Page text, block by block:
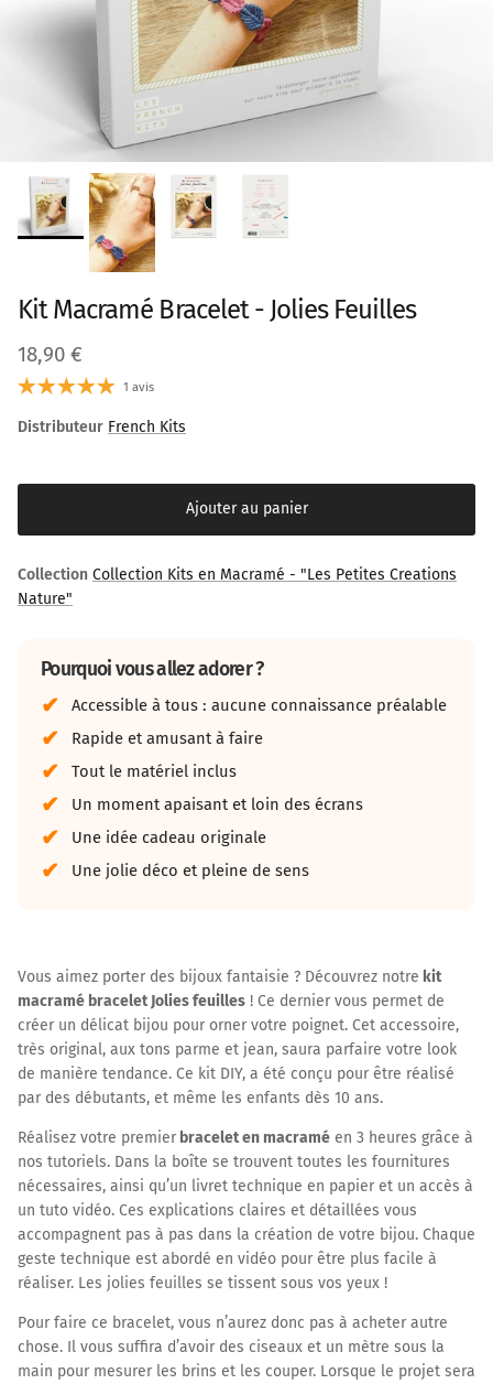
Kit Macramé Bracelet - Jolies Feuilles
Prix habituel
18,90 €
1 avis
Distributeur French Kits
Ajouter au panier
Collection Collection Kits en Macramé - "Les Petites Creations
Nature"
Pourquoi vous allez adorer ?
Accessible à tous : aucune connaissance préalable
Rapide et amusant à faire
Tout le matériel inclus
Un moment apaisant et loin des écrans
Une idée cadeau originale
Une jolie déco et pleine de sens
Vous aimez porter des bijoux fantaisie ? Découvrez notre kit
macramé bracelet Jolies feuilles ! Ce dernier vous permet de
créer un délicat bijou pour orner votre poignet. Cet accessoire,
très original, aux tons parme et jean, saura parfaire votre look
de manière tendance. Ce kit DIY, a été conçu pour être réalisé
par des débutants, et même les enfants dès 10 ans.
Réalisez votre premierbracelet en macramé en 3 heures grâce à
nos tutoriels. Dans la boîte se trouvent toutes les fournitures
nécessaires, ainsi qu’un livret technique en papier et un accès à
un tuto vidéo. Ces explications claires et détaillées vous
accompagnent pas à pas dans la création de votre bijou. Chaque
geste technique est abordé en vidéo pour être plus facile à
réaliser. Les jolies feuilles se tissent sous vos yeux !
Pour faire ce bracelet, vous n’aurez donc pas à acheter autre
chose. Il vous suffira d’avoir des ciseaux et un mètre sous la
main pour mesurer les brins et les couper. Lorsque le projet sera